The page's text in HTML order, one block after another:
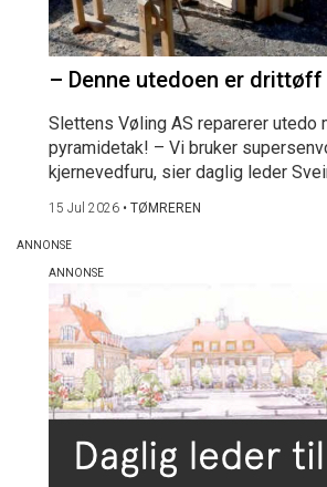
– Denne utedoen er drittøff
Slettens Vøling AS reparerer utedo
pyramidetak! – Vi bruker
kjernevedfuru, sier daglig leder
15 Jul 2026 • TØMREREN